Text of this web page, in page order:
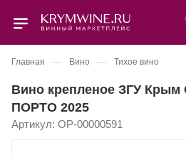
Главная — Вино — Тихое вино
Вино крепленое ЗГУ Крым
ПОРТО 2025
Артикул: OP-00000591